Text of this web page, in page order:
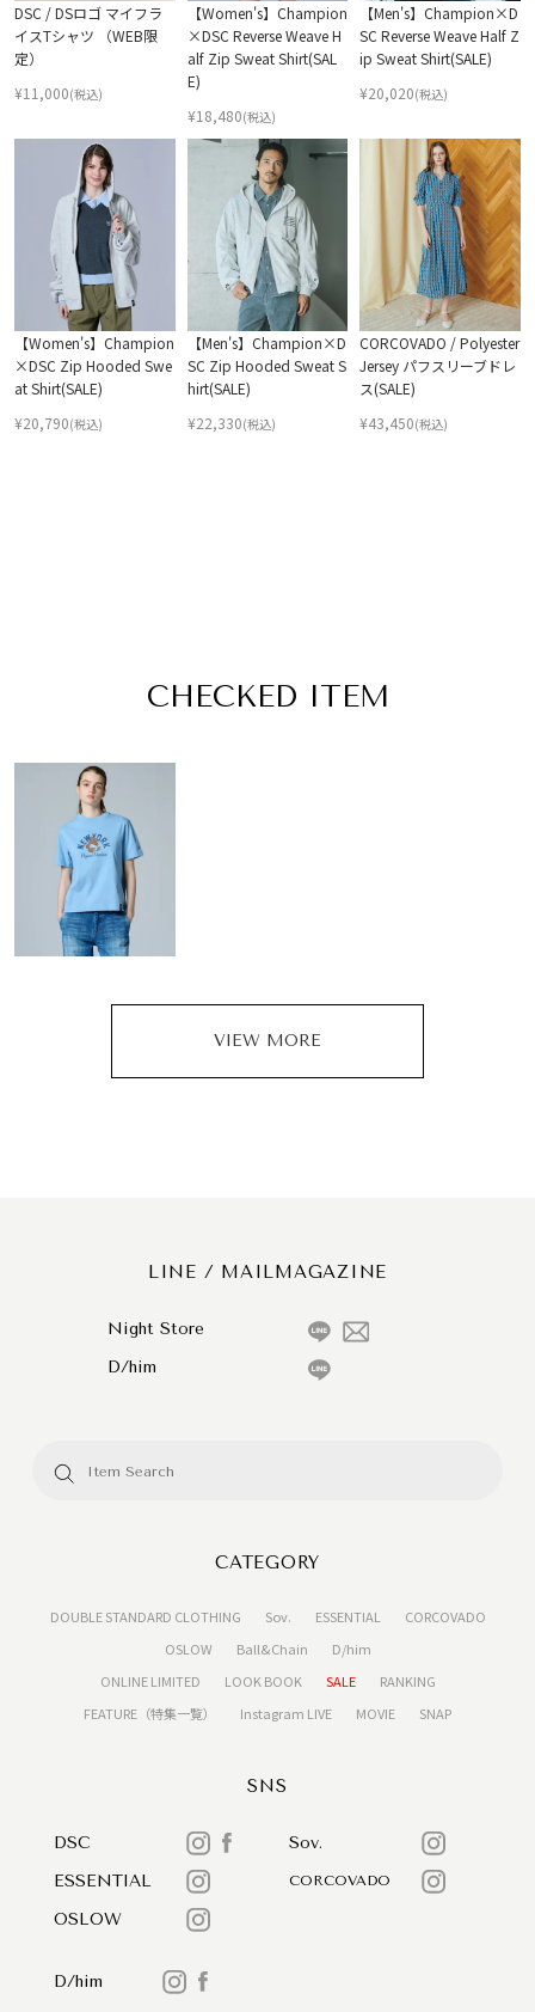
DSC / DSロゴ マイフラ
イスTシャツ （WEB限
定）
¥11,000(税込)
【Women's】Champion
×DSC Reverse Weave H
alf Zip Sweat Shirt(SAL
E)
¥18,480(税込)
【Men's】Champion×D
SC Reverse Weave Half Z
ip Sweat Shirt(SALE)
¥20,020(税込)
【Women's】Champion
×DSC Zip Hooded Swe
at Shirt(SALE)
¥20,790(税込)
【Men's】Champion×D
SC Zip Hooded Sweat S
hirt(SALE)
¥22,330(税込)
CORCOVADO / Polyester
Jersey パフスリーブドレ
ス(SALE)
¥43,450(税込)
CHECKED ITEM
VIEW MORE
LINE / MAILMAGAZINE
Night Store
D/him
CATEGORY
DOUBLE STANDARD CLOTHING Sov. ESSENTIAL
CORCOVADO
OSLOW
Ball&Chain
D/him
ONLINE LIMITED
LOOK BOOK SALE
RANKING
FEATURE（特集一覧）
Instagram LIVE MOVIE SNAP
SNS
DSC
Sov.
ESSENTIAL
CORCOVADO
OSLOW
D/him